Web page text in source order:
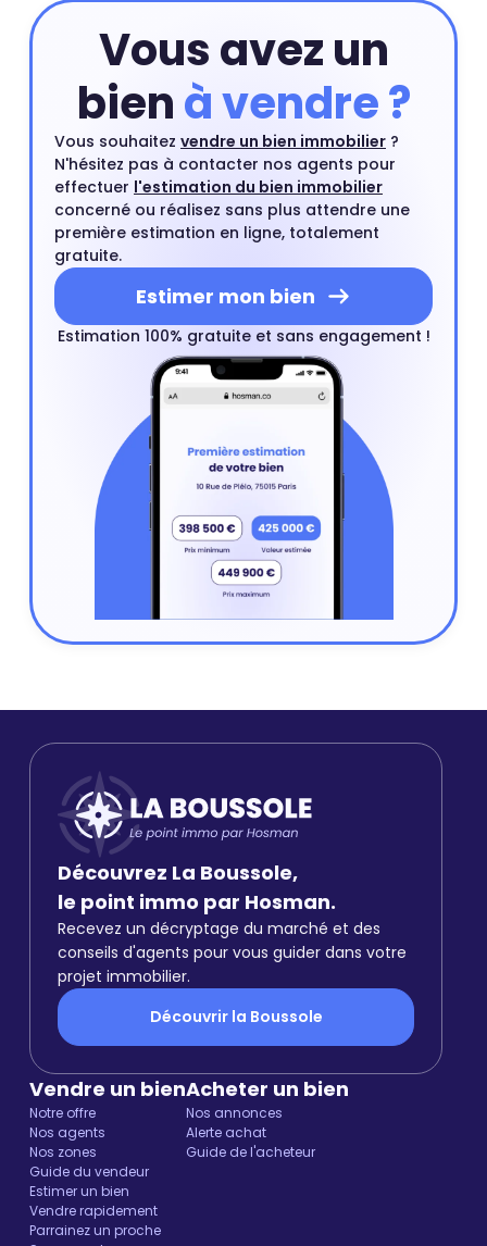
Vous avez un
bienà vendre ?
Vous souhaitez vendre un bien immobilier ?
N'hésitez pas à contacter nos agents pour
effectuer l'estimation du bien immobilier
concerné ou réalisez sans plus attendre une
première estimation en ligne, totalement
gratuite.
Estimer mon bien
Estimation 100% gratuite et sans engagement !
Découvrez La Boussole,
le point immo par Hosman.
Recevez un décryptage du marché et des
conseils d'agents pour vous guider dans votre
projet immobilier.
Découvrir la Boussole
Vendre un bien
Notre offre
Nos agents
Nos zones
Guide du vendeur
Estimer un bien
Vendre rapidement
Parrainez un proche
Acheter un bien
Nos annonces
Alerte achat
Guide de l'acheteur